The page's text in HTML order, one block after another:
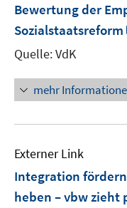
Bewertung der
Sozialstaatsreform
Quelle: VdK
mehr
Externer Link
Integration
heben – vbw zieht